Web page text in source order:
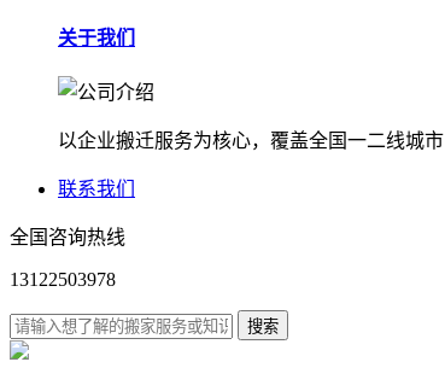
关于我们
以企业搬迁服务为核心，覆盖全国一二线城市
联系我们
全国咨询热线
13122503978
搜索